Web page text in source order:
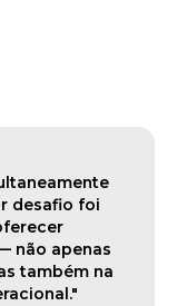
desafio foi
não apenas
também na